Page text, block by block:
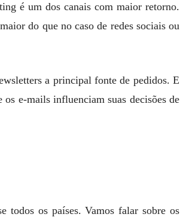
é um dos canais com maior retorno.
do que no caso de redes sociais ou
a principal fonte de pedidos. E
e-mails influenciam suas decisões de
todos os países. Vamos falar sobre os